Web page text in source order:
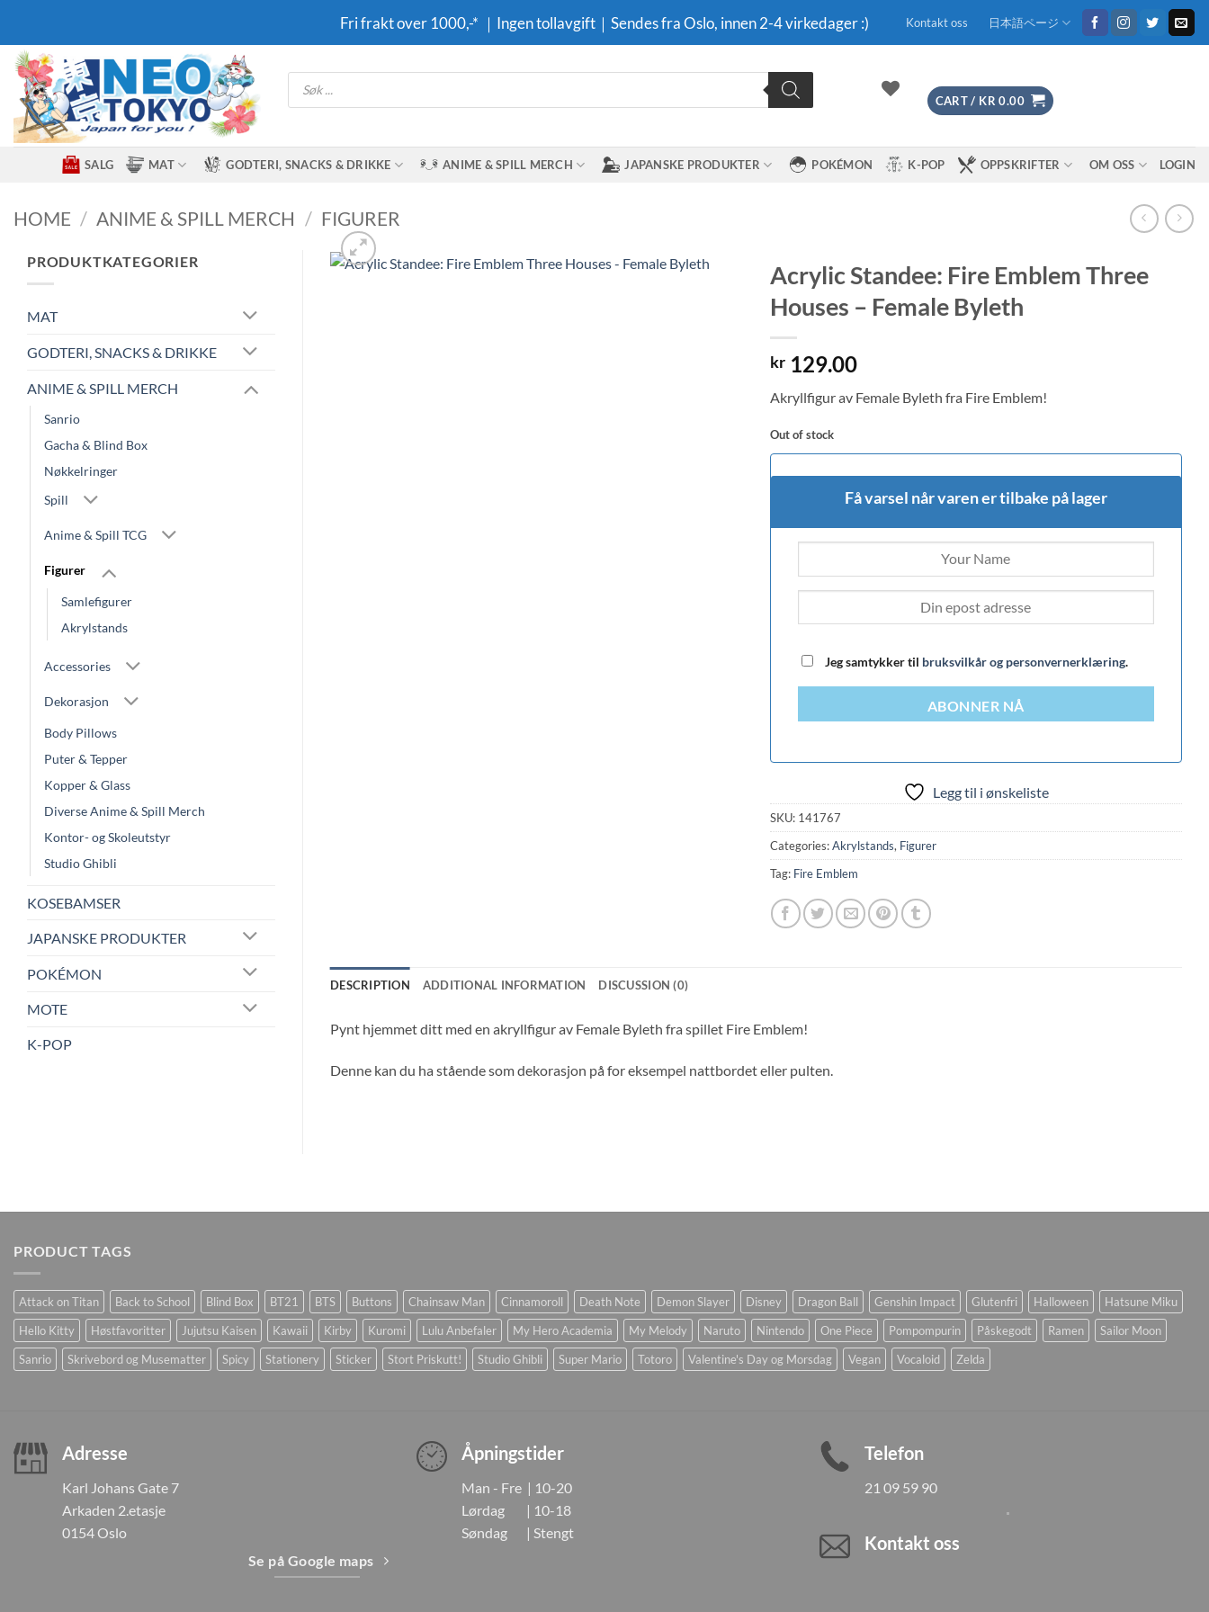
content
Fri frakt over 1000,-* ｜Ingen tollavgift｜Sendes fra Oslo, innen 2-4 virkedager :) Kontakt oss 日本語ページ
Products
search
CART / KR 0.00
SALG MAT GODTERI, SNACKS & DRIKKE ANIME & SPILL MERCH JAPANSKE PRODUKTER POKÉMON K-POP OPPSKRIFTER OM OSS LOGIN
HOME / ANIME & SPILL MERCH / FIGURER
PRODUKTKATEGORIER
MAT
GODTERI, SNACKS & DRIKKE
ANIME & SPILL MERCH
Sanrio
Gacha & Blind Box
Nøkkelringer
Spill
Anime & Spill TCG
Figurer
Samlefigurer
Akrylstands
Accessories
Dekorasjon
Body Pillows
Puter & Tepper
Kopper & Glass
Diverse Anime & Spill Merch
Kontor- og Skoleutstyr
Studio Ghibli
KOSEBAMSER
JAPANSKE PRODUKTER
POKÉMON
MOTE
K-POP
Acrylic Standee: Fire Emblem Three
Houses – Female Byleth
kr129.00
Akryllfigur av Female Byleth fra Fire Emblem!
Out of stock
Få varsel når varen er tilbake på lager
Jeg samtykker til bruksvilkår og personvernerklæring.
ABONNER NÅ
Legg til i ønskeliste
SKU: 141767
Categories:Akrylstands, Figurer
Tag: Fire Emblem
DESCRIPTION ADDITIONAL INFORMATION DISCUSSION (0)
Pynt hjemmet ditt med en akryllfigur av Female Byleth fra spillet Fire Emblem!
Denne kan du ha stående som dekorasjon på for eksempel nattbordet eller pulten.
PRODUCT TAGS
Attack on Titan Back to School Blind Box BT21 BTS Buttons Chainsaw Man Cinnamoroll Death Note Demon Slayer Disney Dragon Ball Genshin Impact Glutenfri Halloween
Hatsune Miku
Hello Kitty
Høstfavoritter Jujutsu Kaisen Kawaii Kirby Kuromi Lulu Anbefaler My Hero Academia My Melody Naruto Nintendo One Piece Pompompurin Påskegodt Ramen
Sailor Moon
Sanrio
Skrivebord og Musematter Spicy Stationery Sticker Stort Priskutt! Studio Ghibli Super Mario Totoro Valentine's Day og Morsdag Vegan Vocaloid Zelda
Adresse
Karl Johans Gate 7
Arkaden 2.etasje
0154 Oslo
Se på Google maps
Åpningstider
Man - Fre | 10-20
Lørdag | 10-18
Søndag | Stengt
Telefon
21 09 59 90
Kontakt oss